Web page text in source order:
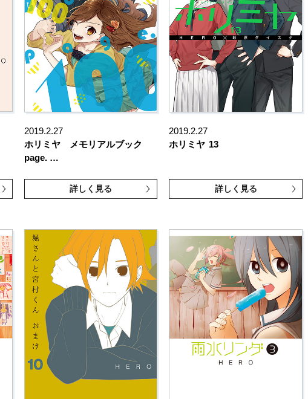
2019.2.27
ホリミヤ メモリアルブック
page. …
詳しく見る
2019.2.27
ホリミヤ 13
詳しく見る